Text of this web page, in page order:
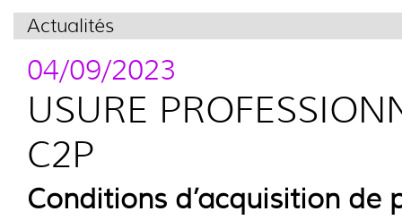
Actualités
04/09/2023
USURE
C2P
Conditions d’acquisition de